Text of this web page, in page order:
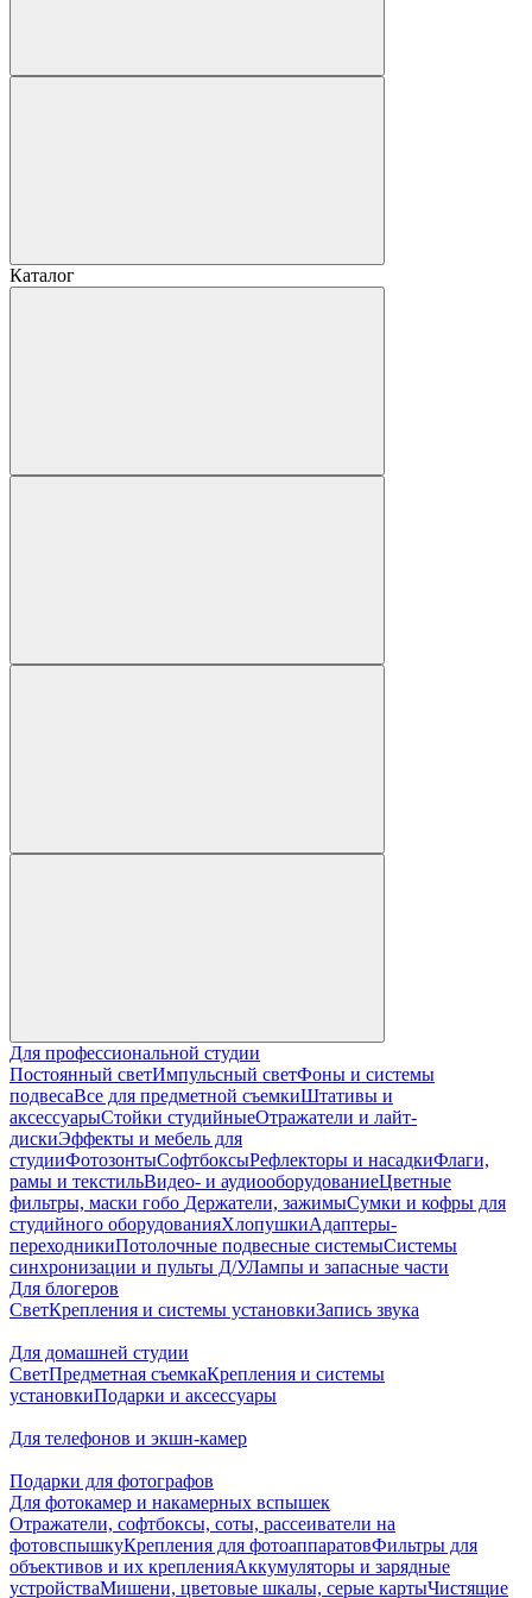
Каталог
Для профессиональной студии
Постоянный светИмпульсный светФоны и системы
подвесаВсе для предметной съемкиШтативы и
аксессуарыСтойки студийныеОтражатели и лайт-
дискиЭффекты и мебель для
студииФотозонтыСофтбоксыРефлекторы и насадкиФлаги,
рамы и текстильВидео- и аудиооборудованиеЦветные
фильтры, маски гобо Держатели, зажимыСумки и кофры для
студийного оборудованияХлопушкиАдаптеры-
переходникиПотолочные подвесные системыСистемы
синхронизации и пульты Д/УЛампы и запасные части
Для блогеров
СветКрепления и системы установкиЗапись звука
Для домашней студии
СветПредметная съемкаКрепления и системы
установкиПодарки и аксессуары
Для телефонов и экшн-камер
Подарки для фотографов
Для фотокамер и накамерных вспышек
Отражатели, софтбоксы, соты, рассеиватели на
фотовспышкуКрепления для фотоаппаратовФильтры для
объективов и их крепленияАккумуляторы и зарядные
устройстваМишени, цветовые шкалы, серые картыЧистящие